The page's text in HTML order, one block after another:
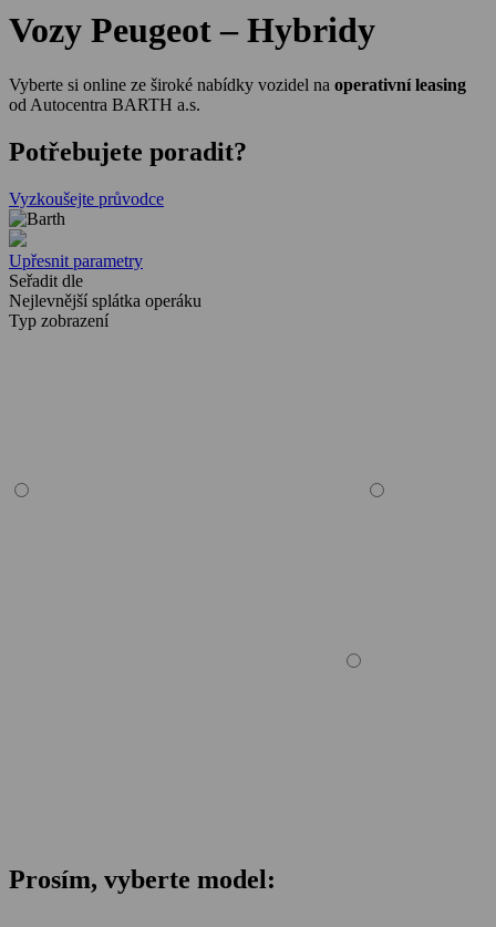
Vozy Peugeot – Hybridy
Vyberte si online ze široké nabídky vozidel na operativní leasing
od Autocentra BARTH a.s.
Potřebujete poradit?
Vyzkoušejte průvodce
Upřesnit parametry
Seřadit dle
Nejlevnější splátka operáku
Typ zobrazení
Prosím, vyberte model: